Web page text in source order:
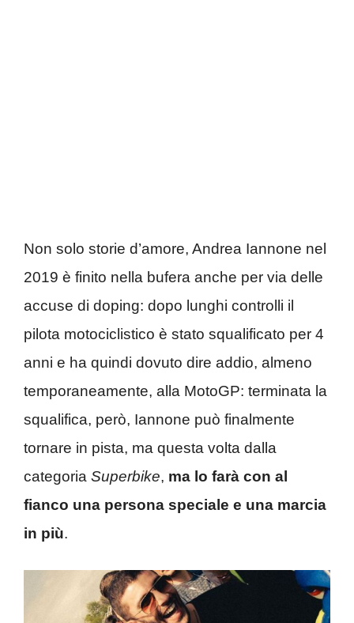
Non solo storie d’amore, Andrea Iannone nel
2019 è finito nella bufera anche per via delle
accuse di doping: dopo lunghi controlli il
pilota motociclistico è stato squalificato per 4
anni e ha quindi dovuto dire addio, almeno
temporaneamente, alla MotoGP: terminata la
squalifica, però, Iannone può finalmente
tornare in pista, ma questa volta dalla
categoria Superbike, ma lo farà con al
fianco una persona speciale e una marcia
in più.